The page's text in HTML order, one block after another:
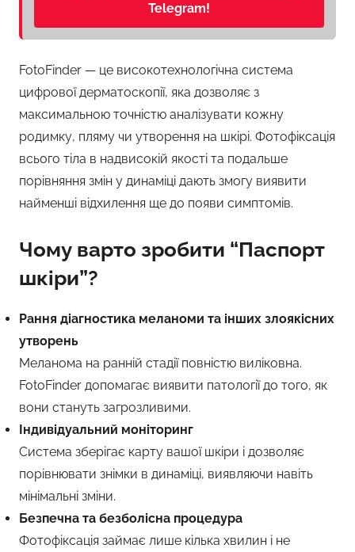
Telegram!
FotoFinder — це високотехнологічна система
цифрової дерматоскопії, яка дозволяє з
максимальною точністю аналізувати кожну
родимку, пляму чи утворення на шкірі. Фотофіксація
всього тіла в надвисокій якості та подальше
порівняння змін у динаміці дають змогу виявити
найменші відхилення ще до появи симптомів.
Чому варто зробити “Паспорт
шкіри”?
Рання діагностика меланоми та інших злоякісних
утворень
Меланома на ранній стадії повністю виліковна.
FotoFinder допомагає виявити патології до того, як
вони стануть загрозливими.
Індивідуальний моніторинг
Система зберігає карту вашої шкіри і дозволяє
порівнювати знімки в динаміці, виявляючи навіть
мінімальні зміни.
Безпечна та безболісна процедура
Фотофіксація займає лише кілька хвилин і не